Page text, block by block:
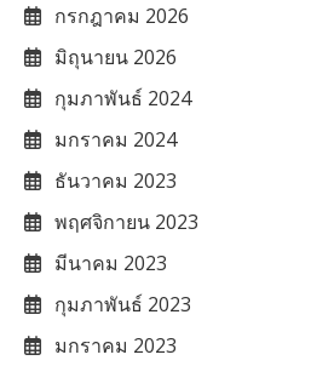
กรกฎาคม 2026
มิถุนายน 2026
กุมภาพันธ์ 2024
มกราคม 2024
ธันวาคม 2023
พฤศจิกายน 2023
มีนาคม 2023
กุมภาพันธ์ 2023
มกราคม 2023